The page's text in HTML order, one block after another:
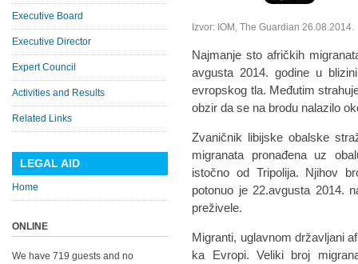
Izvor: IOM, The Guardian 26.08.2014.
Najmanje sto afričkih
avgusta 2014. godine u
evropskog tla. Međutim
obzir da se na brodu nalazilo
Zvaničnik libijske obalske
migranata pronađena uz
istočno od Tripolija. Njihov
potonuo je 22.avgusta 2014.
preživele.
Migranti, uglavnom državljani
ka Evropi. Veliki broj
Executive Board
Executive Director
Expert Council
Activities and Results
Related Links
LEGAL AID
Home
ONLINE
We have 719 guests and no